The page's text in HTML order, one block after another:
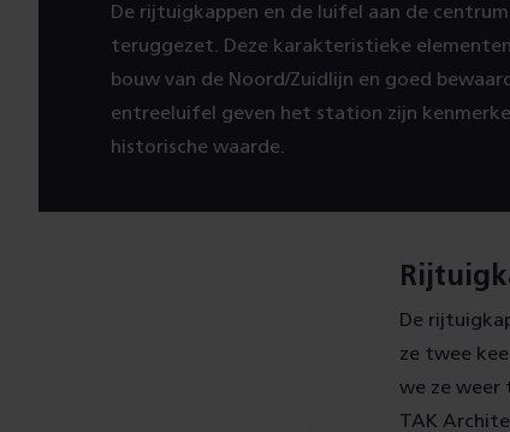
De rijtuigkappen en de luifel aan de
teruggezet. Deze karakteristieke
bouw van de Noord/Zuidlijn en goed
entreeluifel geven het station zijn
historische waarde.
De
ze twee
we ze weer
TAK